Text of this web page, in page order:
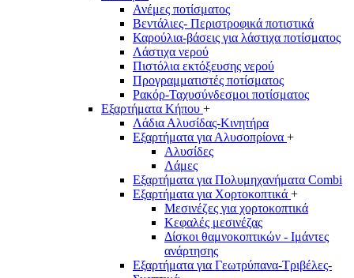
Ανέμες ποτίσματος
Βεντάλιες- Περιστροφικά ποτιστικά
Καρούλια-βάσεις για λάστιχα ποτίσματος
Λάστιχα νερού
Πιστόλια εκτόξευσης νερού
Προγραμματιστές ποτίσματος
Ρακόρ-Ταχυσύνδεσμοι ποτίσματος
Εξαρτήματα Κήπου +
Λάδια Αλυσίδας-Κινητήρα
Εξαρτήματα για Αλυσοπρίονα +
Αλυσίδες
Λάμες
Εξαρτήματα για Πολυμηχανήματα Combi
Εξαρτήματα για Χορτοκοπτικά +
Μεσινέζες για χορτοκοπτικά
Κεφαλές μεσινέζας
Δίσκοι θαμνοκοπτικών - Ιμάντες
ανάρτησης
Εξαρτήματα για Γεωτρύπανα-Τριβέλες-